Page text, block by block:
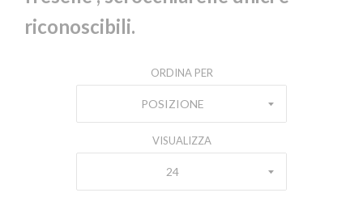
riconoscibili.
ORDINA PER
POSIZIONE
VISUALIZZA
24